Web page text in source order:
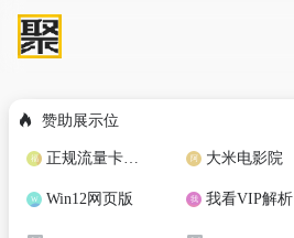
赞助展示位
正规流量卡免费加盟合作 大米电影院
Win12网页版 我看VIP解析